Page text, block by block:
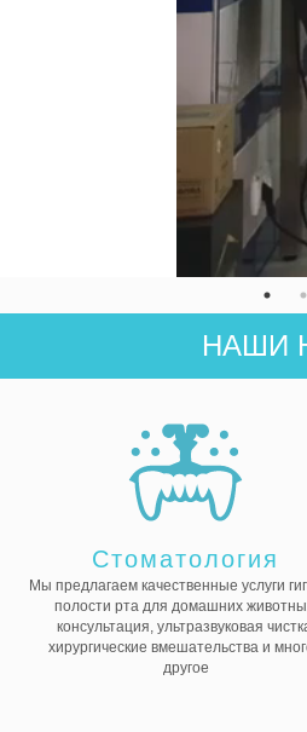
НАШИ
Стоматология
Мы предлагаем качественные услуги
полости рта для домашних
консультация, ультразвуковая
хирургические вмешательства и
другое